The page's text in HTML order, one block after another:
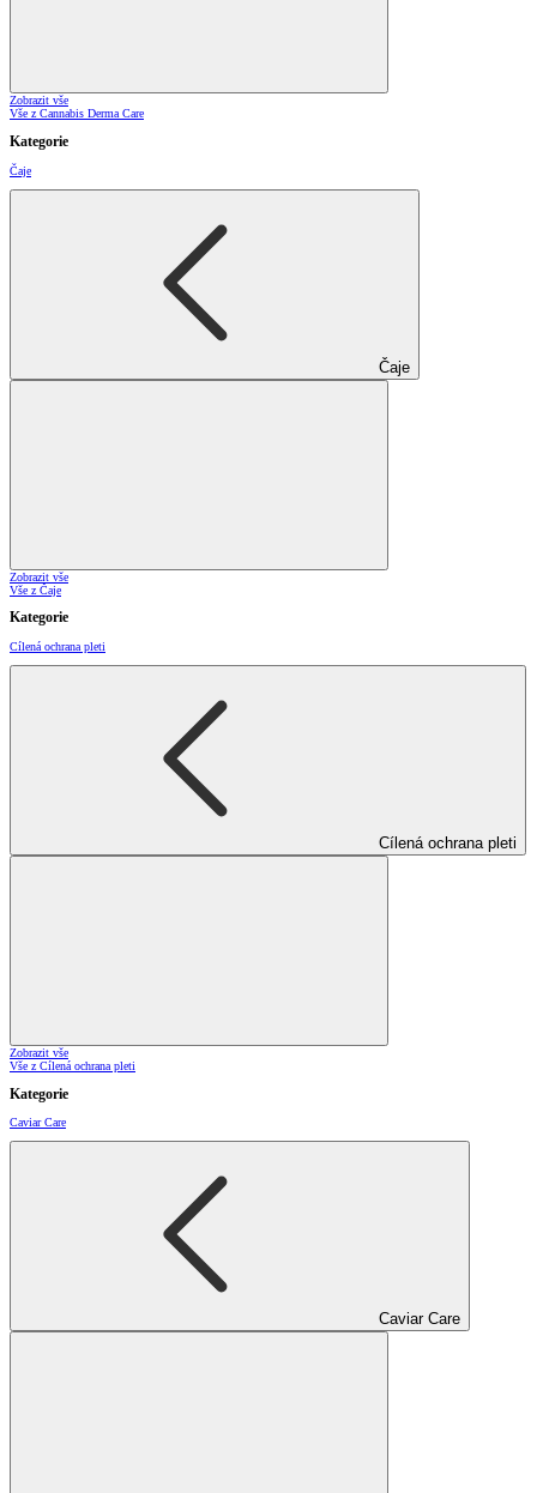
Zobrazit vše
Vše z Cannabis Derma Care
Kategorie
Čaje
Čaje
Zobrazit vše
Vše z Čaje
Kategorie
Cílená ochrana pleti
Cílená ochrana pleti
Zobrazit vše
Vše z Cílená ochrana pleti
Kategorie
Caviar Care
Caviar Care